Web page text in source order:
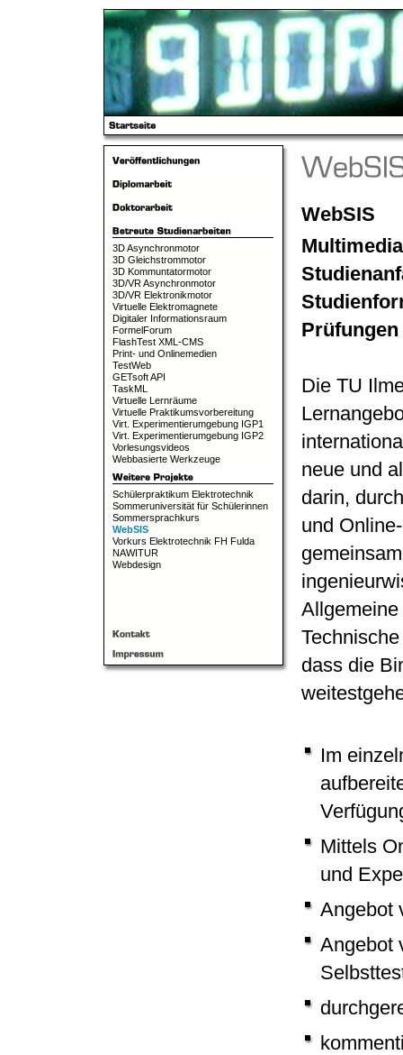
3D Asynchronmotor
3D Gleichstrommotor
3D Kommuntatormotor
3D/VR Asynchronmotor
3D/VR Elektronikmotor
Virtuelle Elektromagnete
Digitaler Informationsraum
FormelForum
FlashTest XML-CMS
Print- und Onlinemedien
TestWeb
GETsoft API
TaskML
Virtuelle Lernräume
Virtuelle Praktikumsvorbereitung
Virt. Experimentierumgebung IGP1
Virt. Experimentierumgebung IGP2
Vorlesungsvideos
Webbasierte Werkzeuge
Schülerpraktikum Elektrotechnik
Sommeruniversität für Schülerinnen
Sommersprachkurs
WebSIS
Vorkurs Elektrotechnik FH Fulda
NAWITUR
Webdesign
WebSIS
Die TU
neue und
darin,
und
dass die
Im
Mittels
und
Angebot
Angebot